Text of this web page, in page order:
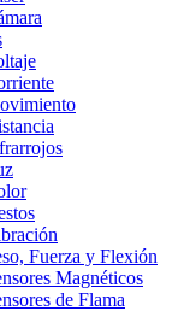
Fuerza y Flexión
Magnéticos
de Flama